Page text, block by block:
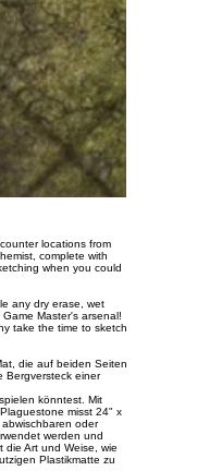
locations from
complete with
when you could
any dry erase, wet
Master's arsenal!
take the time to sketch
die auf beiden Seiten
Bergversteck einer
könntest. Mit
misst 24" x
oder
werden und
die Art und Weise, wie
Plastikmatte zu